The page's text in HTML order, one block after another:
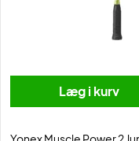
Læg i kurv